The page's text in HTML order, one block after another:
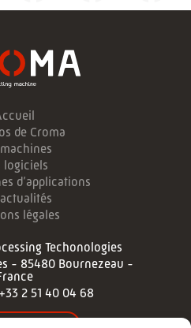
de Croma
logiciels
d’applications
légales
Techonologies
- 85480 Bournezeau -
+33 2 51 40 04 68